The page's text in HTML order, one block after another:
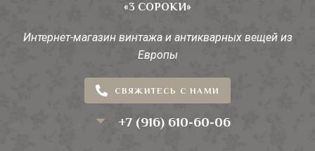
«3 СОРОКИ»
Интернет-магазин винтажа и антикварных вещей из
Европы
СВЯЖИТЕСЬ С НАМИ
+7 (916) 610-60-06